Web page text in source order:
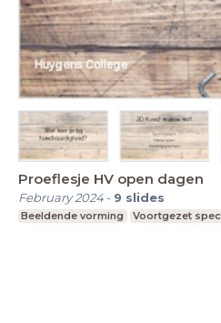
Proeflesje HV open dagen
February 2024- 9 slides
Beeldende vorming Voortgezet